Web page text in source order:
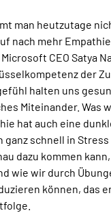
man heutzutage
nach mehr
CEO Satya
der
halten uns
Miteinander. Was
hat auch eine
ganz schnell in
dazu kommen
wie wir durch
können, das